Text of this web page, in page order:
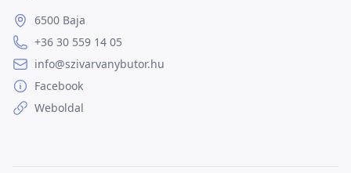
6500 Baja
+36 30 559 14 05
info@szivarvanybutor.hu
Facebook
Weboldal